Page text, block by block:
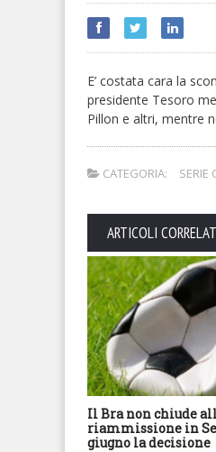
E’ costata cara la
presidente Tesoro
Pillon e altri, mentre
CATEGORIA: SERIE
ARTICOLI
Il Bra non chiude
riammissione in
giugno la decisione